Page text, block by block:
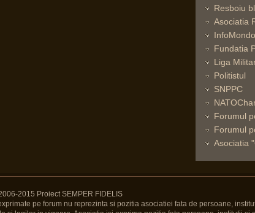
Resboiu
Asociatia
InfoMondo
Fundatia
Liga
Politistul
SNPPC
Forumul
Forumul
Asociatia
2015 Proiect SEMPER FIDELIS
pe forum nu reprezinta si pozitia asociatiei fata de persoane,